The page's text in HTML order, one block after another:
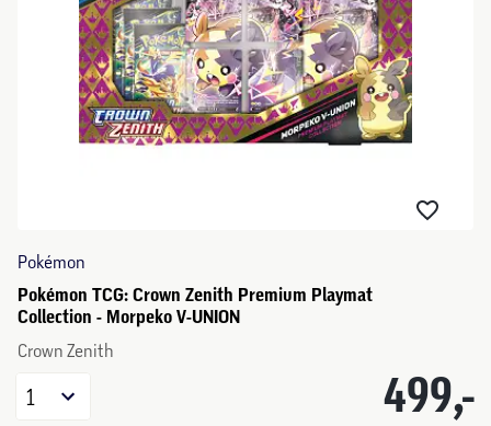
Pokémon
Pokémon TCG: Crown Zenith Premium Playmat
Collection - Morpeko V-UNION
Crown Zenith
499,-
1